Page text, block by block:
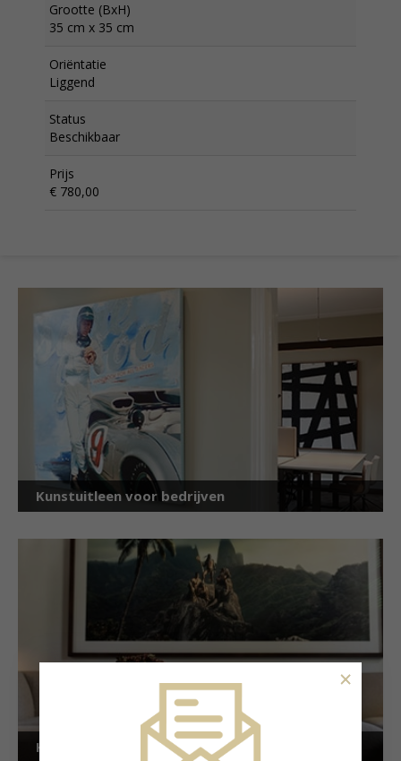
Grootte (BxH)
35 cm x 35 cm
Oriëntatie
Liggend
Status
Beschikbaar
Prijs
€ 780,00
Kunstuitleen voor bedrijven
Kunstuitleen voor particulieren
×